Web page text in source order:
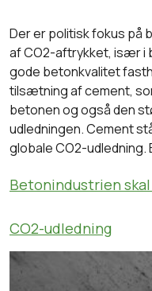
Der er politisk fokus på
af CO2-aftrykket, især i
gode betonkvalitet
tilsætning af cement,
betonen og også den
udledningen. Cement
globale CO2-
Betonindustrien
CO2-udledning